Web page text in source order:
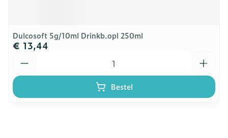
Dulcosoft 5g/10ml Drinkb.opl 250ml
€ 13,44
Bestel